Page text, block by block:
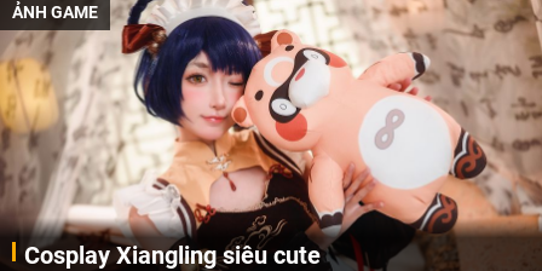
ẢNH GAME
Cosplay Xiangling siêu cute